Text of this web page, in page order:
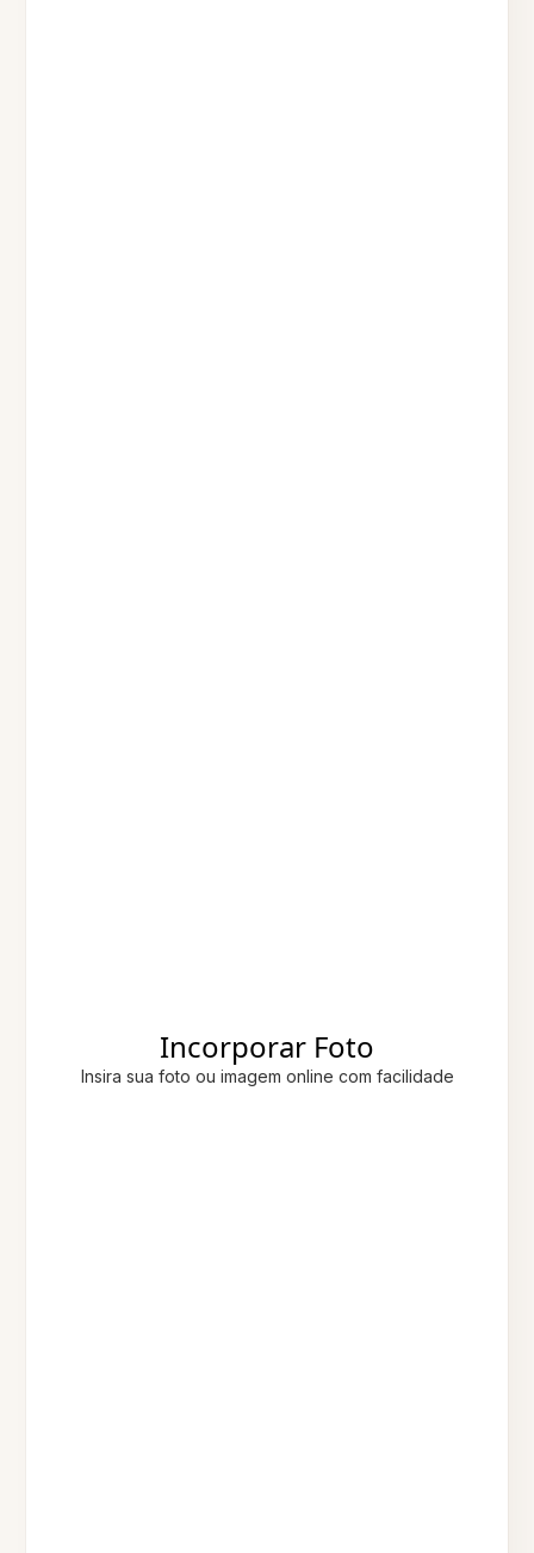
Incorporar Foto
Insira sua foto ou imagem online com facilidade